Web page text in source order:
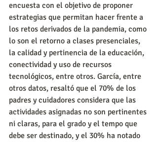
encuesta con el objetivo de proponer
estrategias que permitan hacer frente a
los retos derivados de la pandemia, como
lo son el retorno a clases presenciales,
la calidad y pertinencia de la educación,
conectividad y uso de recursos
tecnológicos, entre otros. García, entre
otros datos, resaltó que el 70% de los
padres y cuidadores considera que las
actividades asignadas no son pertinentes
ni claras, para el grado y el tempo que
debe ser destinado, y el 30% ha notado